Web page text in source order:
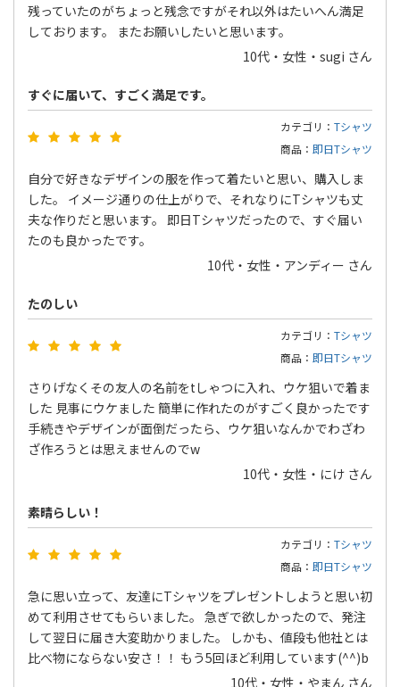
残っていたのがちょっと残念ですがそれ以外はたいへん満足
しております。 またお願いしたいと思います。
10代・女性・sugi さん
すぐに届いて、すごく満足です。
カテゴリ： Tシャツ
商品： 即日Tシャツ
自分で好きなデザインの服を作って着たいと思い、購入しま
した。 イメージ通りの仕上がりで、それなりにTシャツも丈
夫な作りだと思います。 即日Tシャツだったので、すぐ届い
たのも良かったです。
10代・女性・アンディー さん
たのしい
カテゴリ： Tシャツ
商品： 即日Tシャツ
さりげなくその友人の名前をtしゃつに入れ、ウケ狙いで着ま
した 見事にウケました 簡単に作れたのがすごく良かったです
手続きやデザインが面倒だったら、ウケ狙いなんかでわざわ
ざ作ろうとは思えませんのでw
10代・女性・にけ さん
素晴らしい！
カテゴリ： Tシャツ
商品： 即日Tシャツ
急に思い立って、友達にTシャツをプレゼントしようと思い初
めて利用させてもらいました。 急ぎで欲しかったので、発注
して翌日に届き大変助かりました。 しかも、値段も他社とは
比べ物にならない安さ！！ もう5回ほど利用しています(^^)b
10代・女性・やまん さん